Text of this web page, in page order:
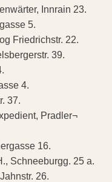
Innrain 23.
5.
Friedrichstr. 22.
39.
4.
37.
Pradler¬
16.
Schneeburgg. 25 a.
26.